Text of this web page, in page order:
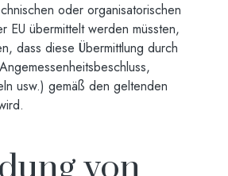
oder organisatorischen
EU übermittelt werden müssten,
dass diese Übermittlung durch
usw.) gemäß den geltenden